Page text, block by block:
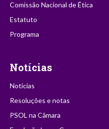
Comissão Nacional de Ética
Estatuto
Programa
Notícias
Notícias
Resoluções e notas
PSOL na Câmara